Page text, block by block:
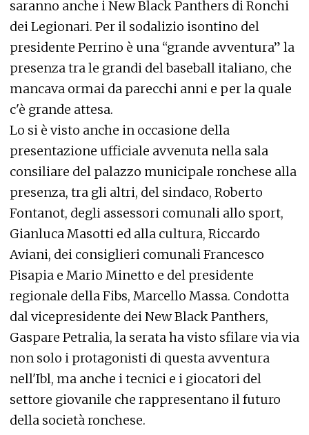
saranno anche i New Black Panthers di Ronchi
dei Legionari. Per il sodalizio isontino del
presidente Perrino è una “grande avventura” la
presenza tra le grandi del baseball italiano, che
mancava ormai da parecchi anni e per la quale
c'è grande attesa.
Lo si è visto anche in occasione della
presentazione ufficiale avvenuta nella sala
consiliare del palazzo municipale ronchese alla
presenza, tra gli altri, del sindaco, Roberto
Fontanot, degli assessori comunali allo sport,
Gianluca Masotti ed alla cultura, Riccardo
Aviani, dei consiglieri comunali Francesco
Pisapia e Mario Minetto e del presidente
regionale della Fibs, Marcello Massa. Condotta
dal vicepresidente dei New Black Panthers,
Gaspare Petralia, la serata ha visto sfilare via via
non solo i protagonisti di questa avventura
nell'Ibl, ma anche i tecnici e i giocatori del
settore giovanile che rappresentano il futuro
della società ronchese.